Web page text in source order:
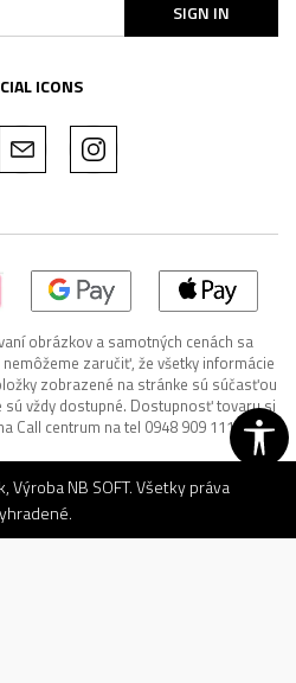
SIGN IN
ICONS
obrázkov a samotných cenách sa
zaručiť, že všetky informácie
zobrazené na stránke sú súčasťou
sú vždy dostupné. Dostupnosť tovaru si
Call centrum na tel 0948 909 111.
, VýrobaNB SOFT. Všetky práva